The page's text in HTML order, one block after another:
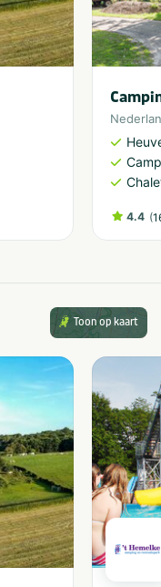
4.4 (
Toon op kaart